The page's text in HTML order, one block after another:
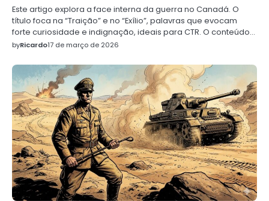
Este artigo explora a face interna da guerra no Canadá. O
título foca na “Traição” e no “Exílio”, palavras que evocam
forte curiosidade e indignação, ideais para CTR. O conteúdo…
byRicardo17 de março de 2026